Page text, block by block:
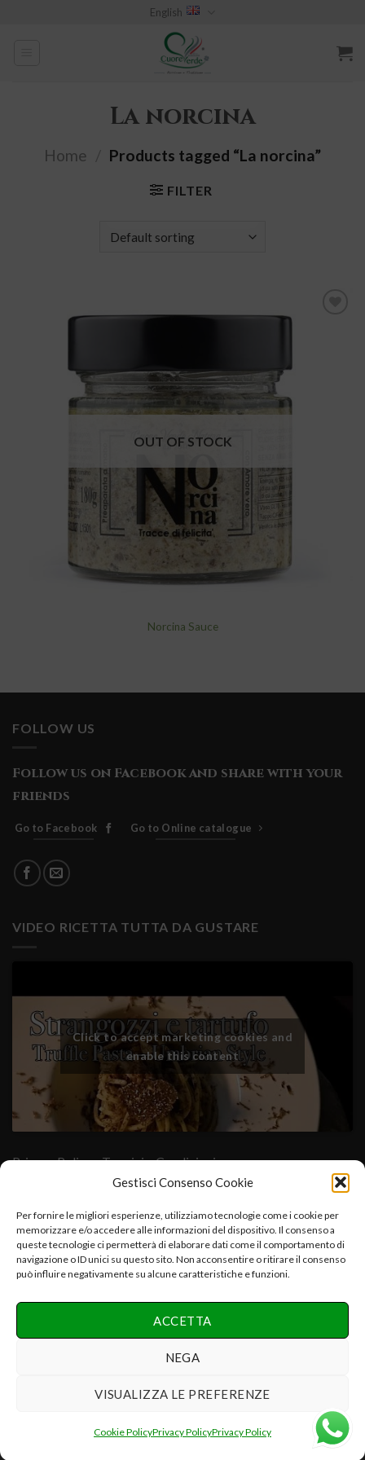
Gestisci Consenso Cookie
Per fornire le migliori esperienze, utilizziamo tecnologie come i cookie per
memorizzare e/o accedere alle informazioni del dispositivo. Il consenso a
queste tecnologie ci permetterà di elaborare dati come il comportamento di
navigazione o ID unici su questo sito. Non acconsentire o ritirare il consenso
può influire negativamente su alcune caratteristiche e funzioni.
ACCETTA
NEGA
VISUALIZZA LE PREFERENZE
Cookie PolicyPrivacy PolicyPrivacy Policy
English
La norcina
Home Products tagged “La norcina”
FILTER
OUT OF STOCK
Norcina Sauce
FOLLOW US
Follow us on Facebook and share with your
friends
Go to Facebook Go to Online catalogue
VIDEO RICETTA TUTTA DA GUSTARE
Click to accept marketing cookies and
enable this content
Privacy Policy- Termini e Condizioni
Cuore Verde Natura srls , via I°Maggio,25-06054.Fratta Todina-
PG-Italy C.f.-P.iva:03392670547-CCIAA PG 03392670547-
REA:PG-286075 e.mail:info@cuoreverdenatura.com
Copyright 2026 ©Cuore Verde Natura srls Tutti i diritti
riservati
Realizzazione Networx Internet Solutions PHOTO-VIDEO &
DESIGN by Danilo P.